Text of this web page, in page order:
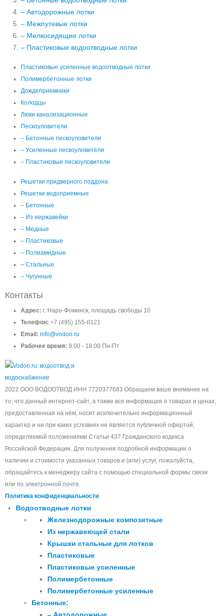
– Автодорожные лотки
– Межпутевые лотки
– Мелкосидящие лотки
– Пластиковые водоотводные лотки
Пластиковые усиленные водоотводные лотки
Полимербетонные лотки
Дождеприемники
Колодцы
Люки канализационные
Пескоуловители
– Бетонные пескоуловители
– Усиленные пескоуловители
– Пластиковые пескоуловители
Решетки придверного поддона
Решетки водоприемные
– Бетонные
– Из нержавейки
– Медные
– Пластиковые
– Полиамидные
– Стальные
– Чугунные
Контакты
Адрес: г. Наро-Фоминск, площадь свободы 10
Телефон: +7 (495) 155-0121
Email: info@vodoo.ru
Рабочее время: 9:00 - 18:00 Пн-Пт
2022 ООО ВОДООТВОД ИНН 7720377683 Обращаем ваше внимание на
то, что данный интернет-сайт, а также вся информация о товарах и ценах,
предоставленная на нём, носит исключительно информационный
характер и ни при каких условиях не является публичной офертой,
определяемой положениями Статьи 437 Гражданского кодекса
Российской Федерации. Для получения подробной информации о
наличии и стоимости указанных товаров и (или) услуг, пожалуйста,
обращайтесь к менеджеру сайта с помощью специальной формы связи
или по электронной почте.
Политика конфиденциальности
Водоотводные лотки
Железнодорожные композитные
Из нержавеющей стали
Крышки стальные для лотков
Пластиковые
Пластиковые усиленные
Полимербетонные
Полимербетонные усиленные
Бетонные: